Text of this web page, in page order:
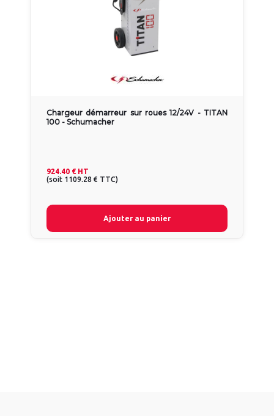
Chargeur démarreur sur roues 12/24V - TITAN
100 - Schumacher
924.40 € HT
(soit 1109.28 € TTC)
Ajouter au panier